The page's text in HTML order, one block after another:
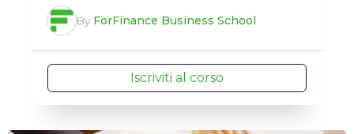
By ForFinance Business School
Iscriviti al corso